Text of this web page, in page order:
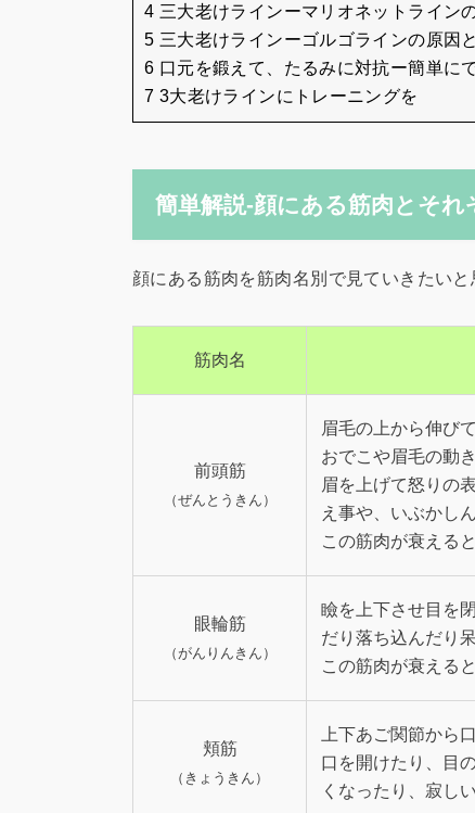
4 三大老けラインーマリオネットライン
5 三大老けラインーゴルゴラインの原因
6 口元を鍛えて、たるみに対抗ー簡単に
7 3大老けラインにトレーニングを
簡単解説-顔にある筋肉とそれ
顔にある筋肉を筋肉名別で見ていきたいと
筋肉名
前頭筋
（ぜんとうきん）
眉毛の上から伸び
おでこや眉毛の動
眉を上げて怒りの
え事や、いぶかし
この筋肉が衰える
眼輪筋
（がんりんきん）
瞼を上下させ目を
だり落ち込んだり
この筋肉が衰える
頬筋
（きょうきん）
上下あご関節から
口を開けたり、目
くなったり、寂し